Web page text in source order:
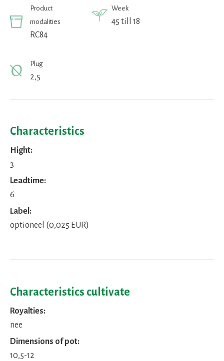
Product
modalities
RC84
Week
45 till 18
Plug
2,5
Characteristics
Hight:
3
Leadtime:
6
Label:
optioneel (0,025 EUR)
Characteristics cultivate
Royalties:
nee
Dimensions of pot:
10,5-12